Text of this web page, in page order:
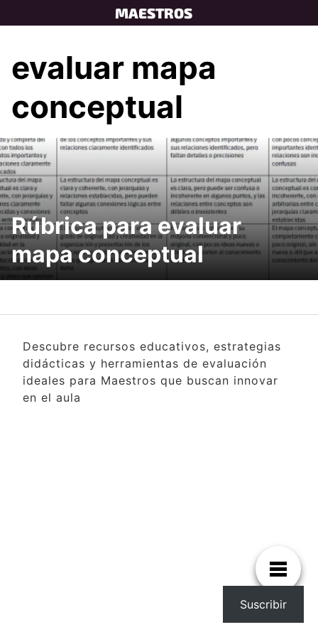
to
MAESTROS
evaluar mapa
conceptual
Rúbrica para evaluar
mapa conceptual
Descubre recursos educativos, estrategias
didácticas y herramientas de evaluación
ideales para Maestros que buscan innovar
en el aula
Suscribir